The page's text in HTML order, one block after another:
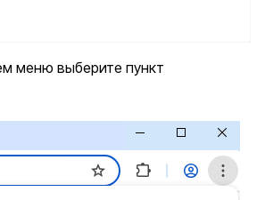
меню выберите пункт